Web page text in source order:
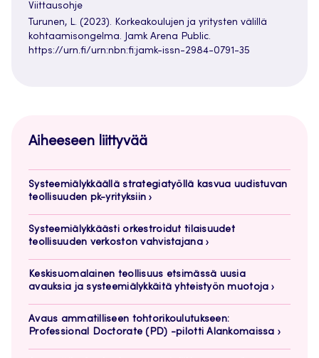
Viittausohje
Turunen, L. (2023). Korkeakoulujen ja yritysten välillä
kohtaamisongelma. Jamk Arena Public.
https://urn.fi/urn:nbn:fi:jamk-issn-2984-0791-35
Aiheeseen liittyvää
Systeemiälykkäällä strategiatyöllä kasvua uudistuvan
teollisuuden pk-yrityksiin
Systeemiälykkäästi orkestroidut tilaisuudet
teollisuuden verkoston vahvistajana
Keskisuomalainen teollisuus etsimässä uusia
avauksia ja systeemiälykkäitä yhteistyön muotoja
Avaus ammatilliseen tohtorikoulutukseen:
Professional Doctorate (PD) -pilotti Alankomaissa